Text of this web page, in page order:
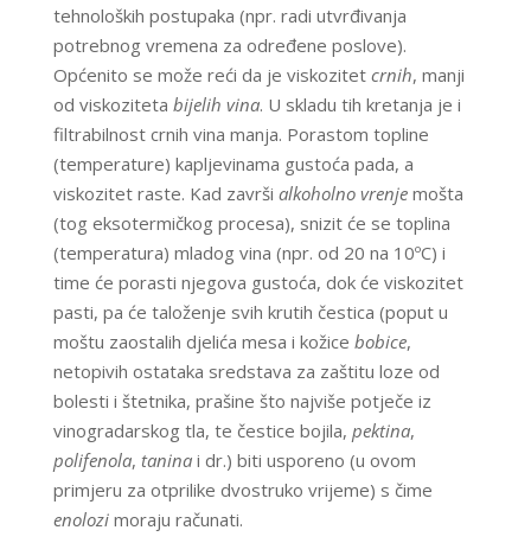
tehnoloških postupaka (npr. radi utvrđivanja
potrebnog vremena za određene poslove).
Općenito se može reći da je viskozitet crnih, manji
od viskoziteta bijelih vina. U skladu tih kretanja je i
filtrabilnost crnih vina manja. Porastom topline
(temperature) kapljevinama gustoća pada, a
viskozitet raste. Kad završi alkoholno vrenjemošta
(tog eksotermičkog procesa), snizit će se toplina
(temperatura) mladog vina (npr. od 20 na 10ºC) i
time će porasti njegova gustoća, dok će viskozitet
pasti, pa će taloženje svih krutih čestica (poput u
moštu zaostalih djelića mesa i kožice bobice,
netopivih ostataka sredstava za zaštitu loze od
bolesti i štetnika, prašine što najviše potječe iz
vinogradarskog tla, te čestice bojila, pektina,
polifenola, taninai dr.) biti usporeno (u ovom
primjeru za otprilike dvostruko vrijeme) s čime
enolozimoraju računati.